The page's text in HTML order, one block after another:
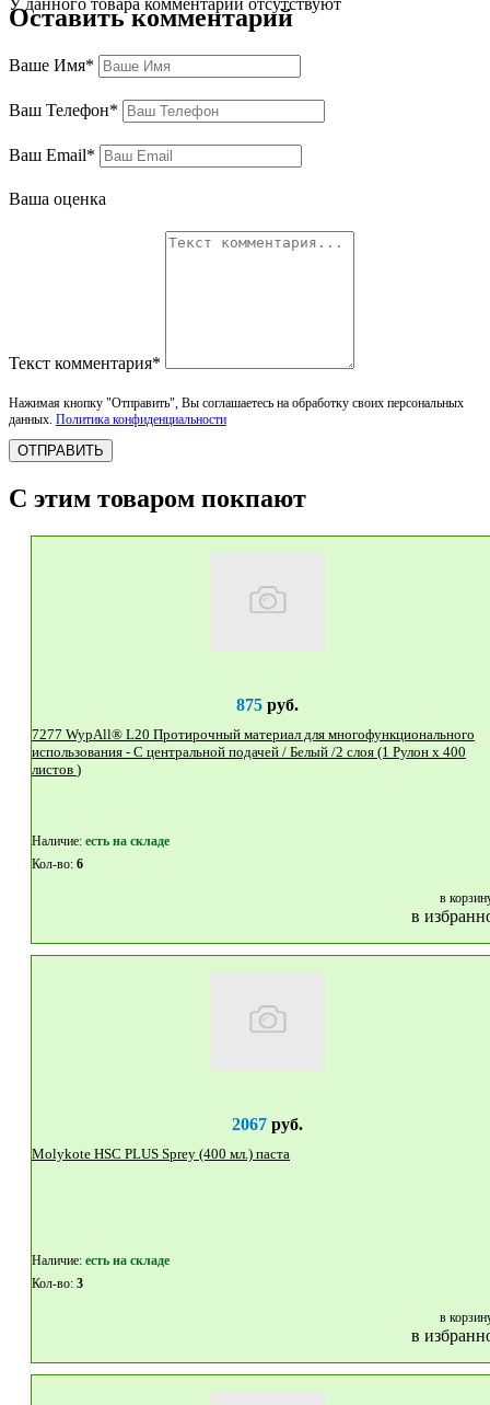
У данного товара комментарии отсутствуют
Оставить комментарий
Ваше Имя*
Ваш Телефон*
Ваш Email*
Ваша оценка
Текст комментария*
Нажимая кнопку "Отправить", Вы соглашаетесь на обработку своих персональных
данных. Политика конфиденциальности
ОТПРАВИТЬ
С этим товаром покпают
875руб.
7277 WypAll® L20 Протирочный материал для многофункционального
использования - С центральной подачей / Белый /2 слоя (1 Рулон x 400
листов )
Наличие: eсть на складе
Кол-во: 6
в
в
2067руб.
Molykote HSC PLUS Sprey (400 мл.) паста
Наличие: eсть на складе
Кол-во: 3
в
в